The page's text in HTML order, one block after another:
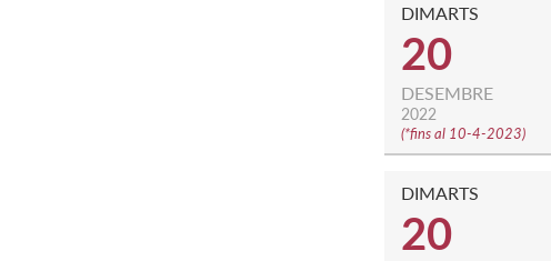
DIMARTS
20
DESEMBRE
2022
(*fins al 10-4-2023)
DIMARTS
20